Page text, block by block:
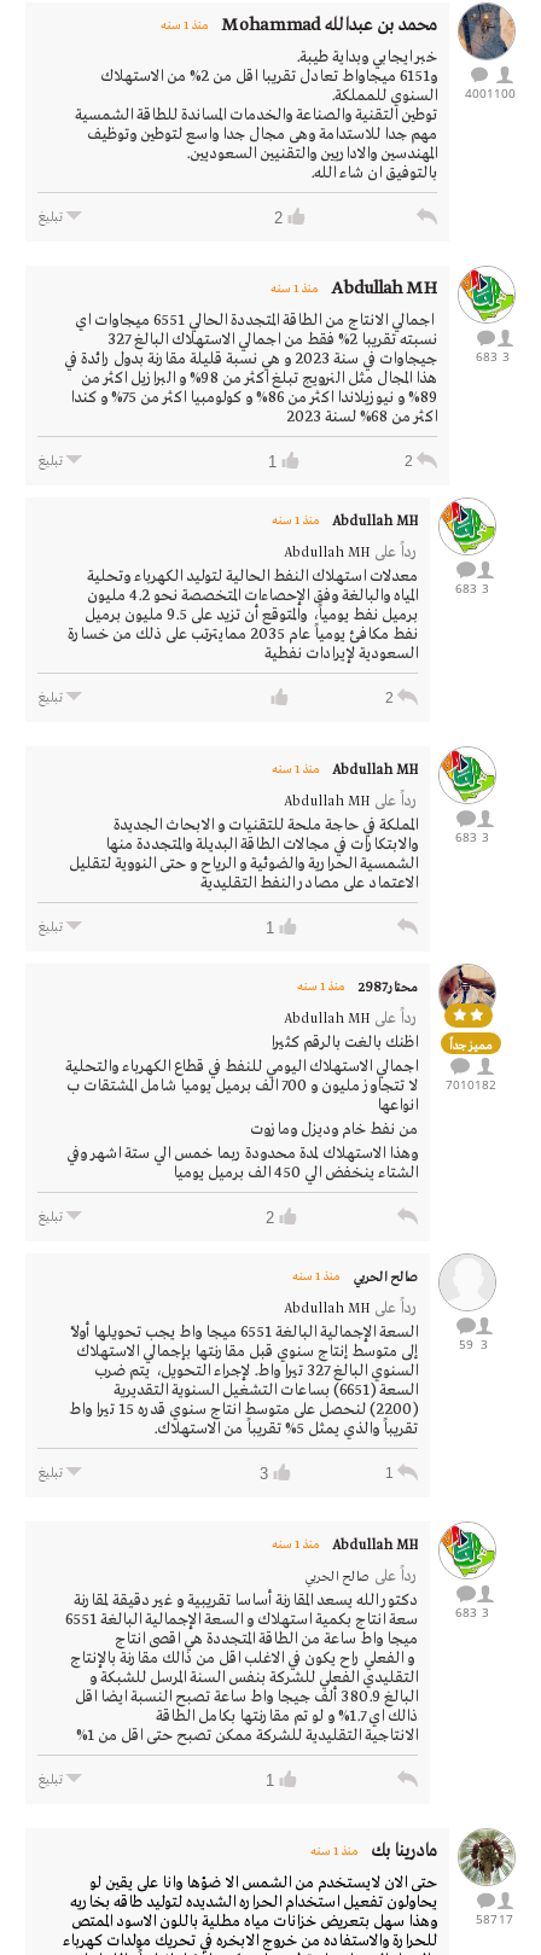
100
4001
محمد بن عبدالله Mohammad منذ 1 سنه
خبر ايجابي وبداية طيبة.
و6151 ميجاواط تعادل تقريبا اقل من 2% من الاستهلاك
السنوي للمملكة.
توطين التقنية والصناعة والخدمات المساندة للطاقة الشمسية
مهم جدا للاستدامة وهى مجال جدا واسع لتوطين وتوظيف
المهندسين والاداريين والتقنيين السعوديين.
بالتوفيق ان شاء الله.
2 تبليغ
3
683
Abdullah MH منذ 1 سنه
اجمالي الانتاج من الطاقة المتجددة الحالي 6551 ميجاوات اي
نسبته تقريبا 2% فقط من اجمالي الاستهلاك البالغ 327
جيجاوات في سنة 2023 و هي نسبة قليلة مقارنة بدول رائدة في
هذا المجال مثل النرويج تبلغ اكثر من 98% و البرازيل اكثر من
89% و نيوزيلاندا اكثر من 86% و كولومبيا اكثر من 75% و كندا
اكثر من 68% لسنة 2023
2
1 تبليغ
3
683
Abdullah MH منذ 1 سنه
رداً على Abdullah MH
معدلات استهلاك النفط الحالية لتوليد الكهرباء وتحلية
المياه والبالغة وفق الإحصاءات المتخصصة نحو 4.2 مليون
برميل نفط يومياً، والمتوقع أن تزيد على 9.5 مليون برميل
نفط مكافئ يومياً عام 2035 ممايترتب على ذلك من خسارة
السعودية لإيرادات نفطية
2 تبليغ
3
683
Abdullah MH منذ 1 سنه
رداً على Abdullah MH
المملكة في حاجة ملحة للتقنيات و الابحاث الجديدة
والابتكارات في مجالات الطاقة البديلة والمتجددة منها
الشمسية الحرارية والضوئية و الرياح و حتى النووية لتقليل
الاعتماد على مصادر النفط التقليدية
1 تبليغ
مميز جداً
182
7010
محتار2987 منذ 1 سنه
رداً على Abdullah MH
اظنك بالغت بالرقم كثيرا
اجمالي الاستهلاك اليومي للنفط في قطاع الكهرباء والتحلية
لا تتجاوز مليون و 700 الف برميل يوميا شامل المشتقات ب
انواعها
من نفط خام وديزل ومازوت
وهذا الاستهلاك لمدة محدودة ربما خمس الي ستة اشهر وفي
الشتاء ينخفض الي 450 الف برميل يوميا
2 تبليغ
3
59
صالح الحربي منذ 1 سنه
رداً على Abdullah MH
السعة الإجمالية البالغة 6551 ميجا واط يجب تحويلها أولاً
إلى متوسط إنتاج سنوي قبل مقارنتها بإجمالي الاستهلاك
السنوي البالغ 327 تيرا واط. لإجراء التحويل، يتم ضرب
السعة (6651) بساعات التشغيل السنوية التقديرية
(2200) لنحصل على متوسط انتاج سنوي قدره 15 تيرا واط
تقريباً والذي يمثل 5% تقريباً من الاستهلاك.
1
3 تبليغ
3
683
Abdullah MH منذ 1 سنه
رداً على صالح الحربي
دكتور الله يسعد المقارنة أساسا تقريبية و غير دقيقة لمقارنة
سعة انتاج بكمية استهلاك و السعة الإجمالية البالغة 6551
ميجا واط ساعة من الطاقة المتجددة هي اقصى انتاج
و الفعلي راح يكون في الاغلب اقل من ذالك مقارنة بالإنتاج
التقليدي الفعلي للشركة بنفس السنة المرسل للشبكة و
البالغ 380.9 ألف جيجا واط ساعة تصبح النسبة ايضا اقل
ذالك اي 1.7% و لو تم مقارنتها بكامل الطاقة
الانتاجية التقليدية للشركة ممكن تصبح حتى اقل من 1%
1 تبليغ
17
587
مادرينا بك منذ 1 سنه
حتى الان لايستخدم من الشمس الا ضؤها وانا على يقين لو
يحاولون تفعيل استخدام الحراره الشديده لتوليد طاقه بخاريه
وهذا سهل بتعريض خزانات مياه مطلية باللون الاسود الممتص
للحرارة والاستفاده من خروج الابخره في تحريك مولدات كهرباء